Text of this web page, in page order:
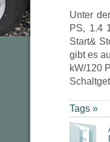
Unter
PS, 1.4
Start&
gibt es
kW/120
Tags »